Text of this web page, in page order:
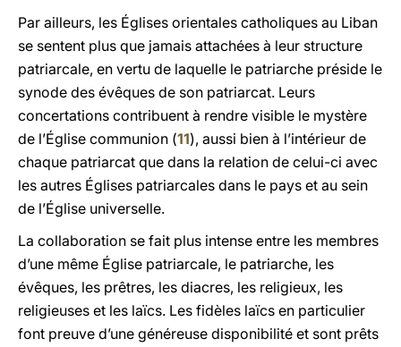
Par ailleurs, les Églises orientales catholiques au Liban
se sentent plus que jamais attachées à leur structure
patriarcale, en vertu de laquelle le patriarche préside le
synode des évêques de son patriarcat. Leurs
concertations contribuent à rendre visible le mystère
de l’Église communion (11), aussi bien à l’intérieur de
chaque patriarcat que dans la relation de celui-ci avec
les autres Églises patriarcales dans le pays et au sein
de l’Église universelle.
La collaboration se fait plus intense entre les membres
d’une même Église patriarcale, le patriarche, les
évêques, les prêtres, les diacres, les religieux, les
religieuses et les laïcs. Les fidèles laïcs en particulier
font preuve d’une généreuse disponibilité et sont prêts